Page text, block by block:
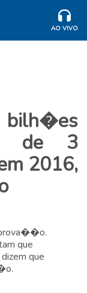
AO VIVO
bilh�es
de 3
2016,
que
que